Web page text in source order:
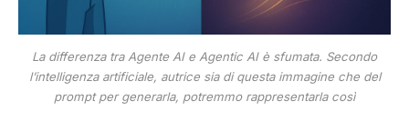
La differenza tra Agente AI e Agentic AI è sfumata. Secondo
l’intelligenza artificiale, autrice sia di questa immagine che del
prompt per generarla, potremmo rappresentarla così